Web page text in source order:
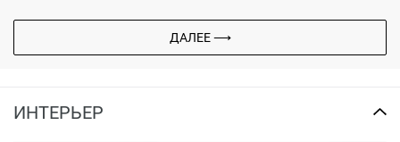
ДАЛЕЕ ⟶
ИНТЕРЬЕР